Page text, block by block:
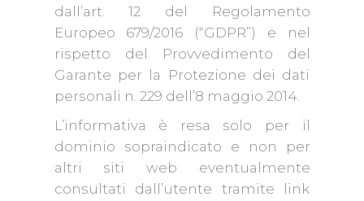
dall’art. 12 del Regolamento
Europeo 679/2016 (“GDPR”) e nel
rispetto del Provvedimento del
Garante per la Protezione dei dati
personali n. 229 dell’8 maggio 2014.
L’informativa è resa solo per il
dominio sopraindicato e non per
altri siti web eventualmente
consultati dall’utente tramite link